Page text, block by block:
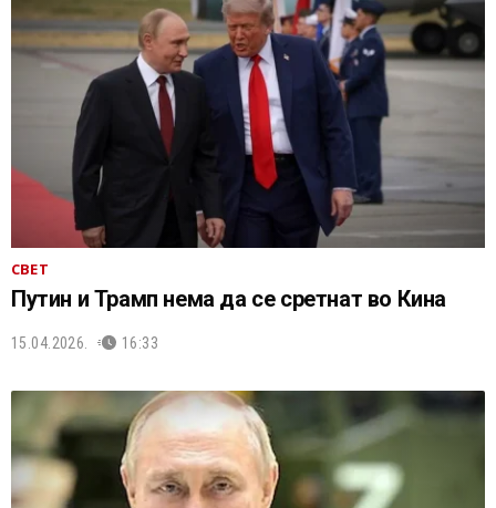
СВЕТ
Путин и Трамп нема да се сретнат во Кина
15.04.2026. 16:33